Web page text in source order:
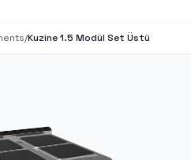
/Kuzine 1.5 Modül Set Üstü